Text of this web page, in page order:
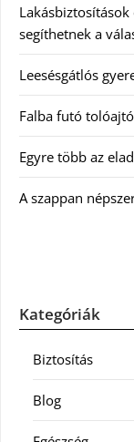
segíthetnek a
Leesésgátlós
Falba futó
Egyre több az
A szappan
Kategóriák
Biztosítás
Blog